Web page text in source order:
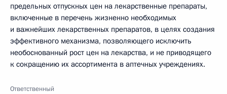
предельных отпускных цен на лекарственные препараты,
включенные в перечень жизненно необходимых
и важнейших лекарственных препаратов, в целях создания
эффективного механизма, позволяющего исключить
необоснованный рост цен на лекарства, и не приводящего
к сокращению их ассортимента в аптечных учреждениях.
Ответственный